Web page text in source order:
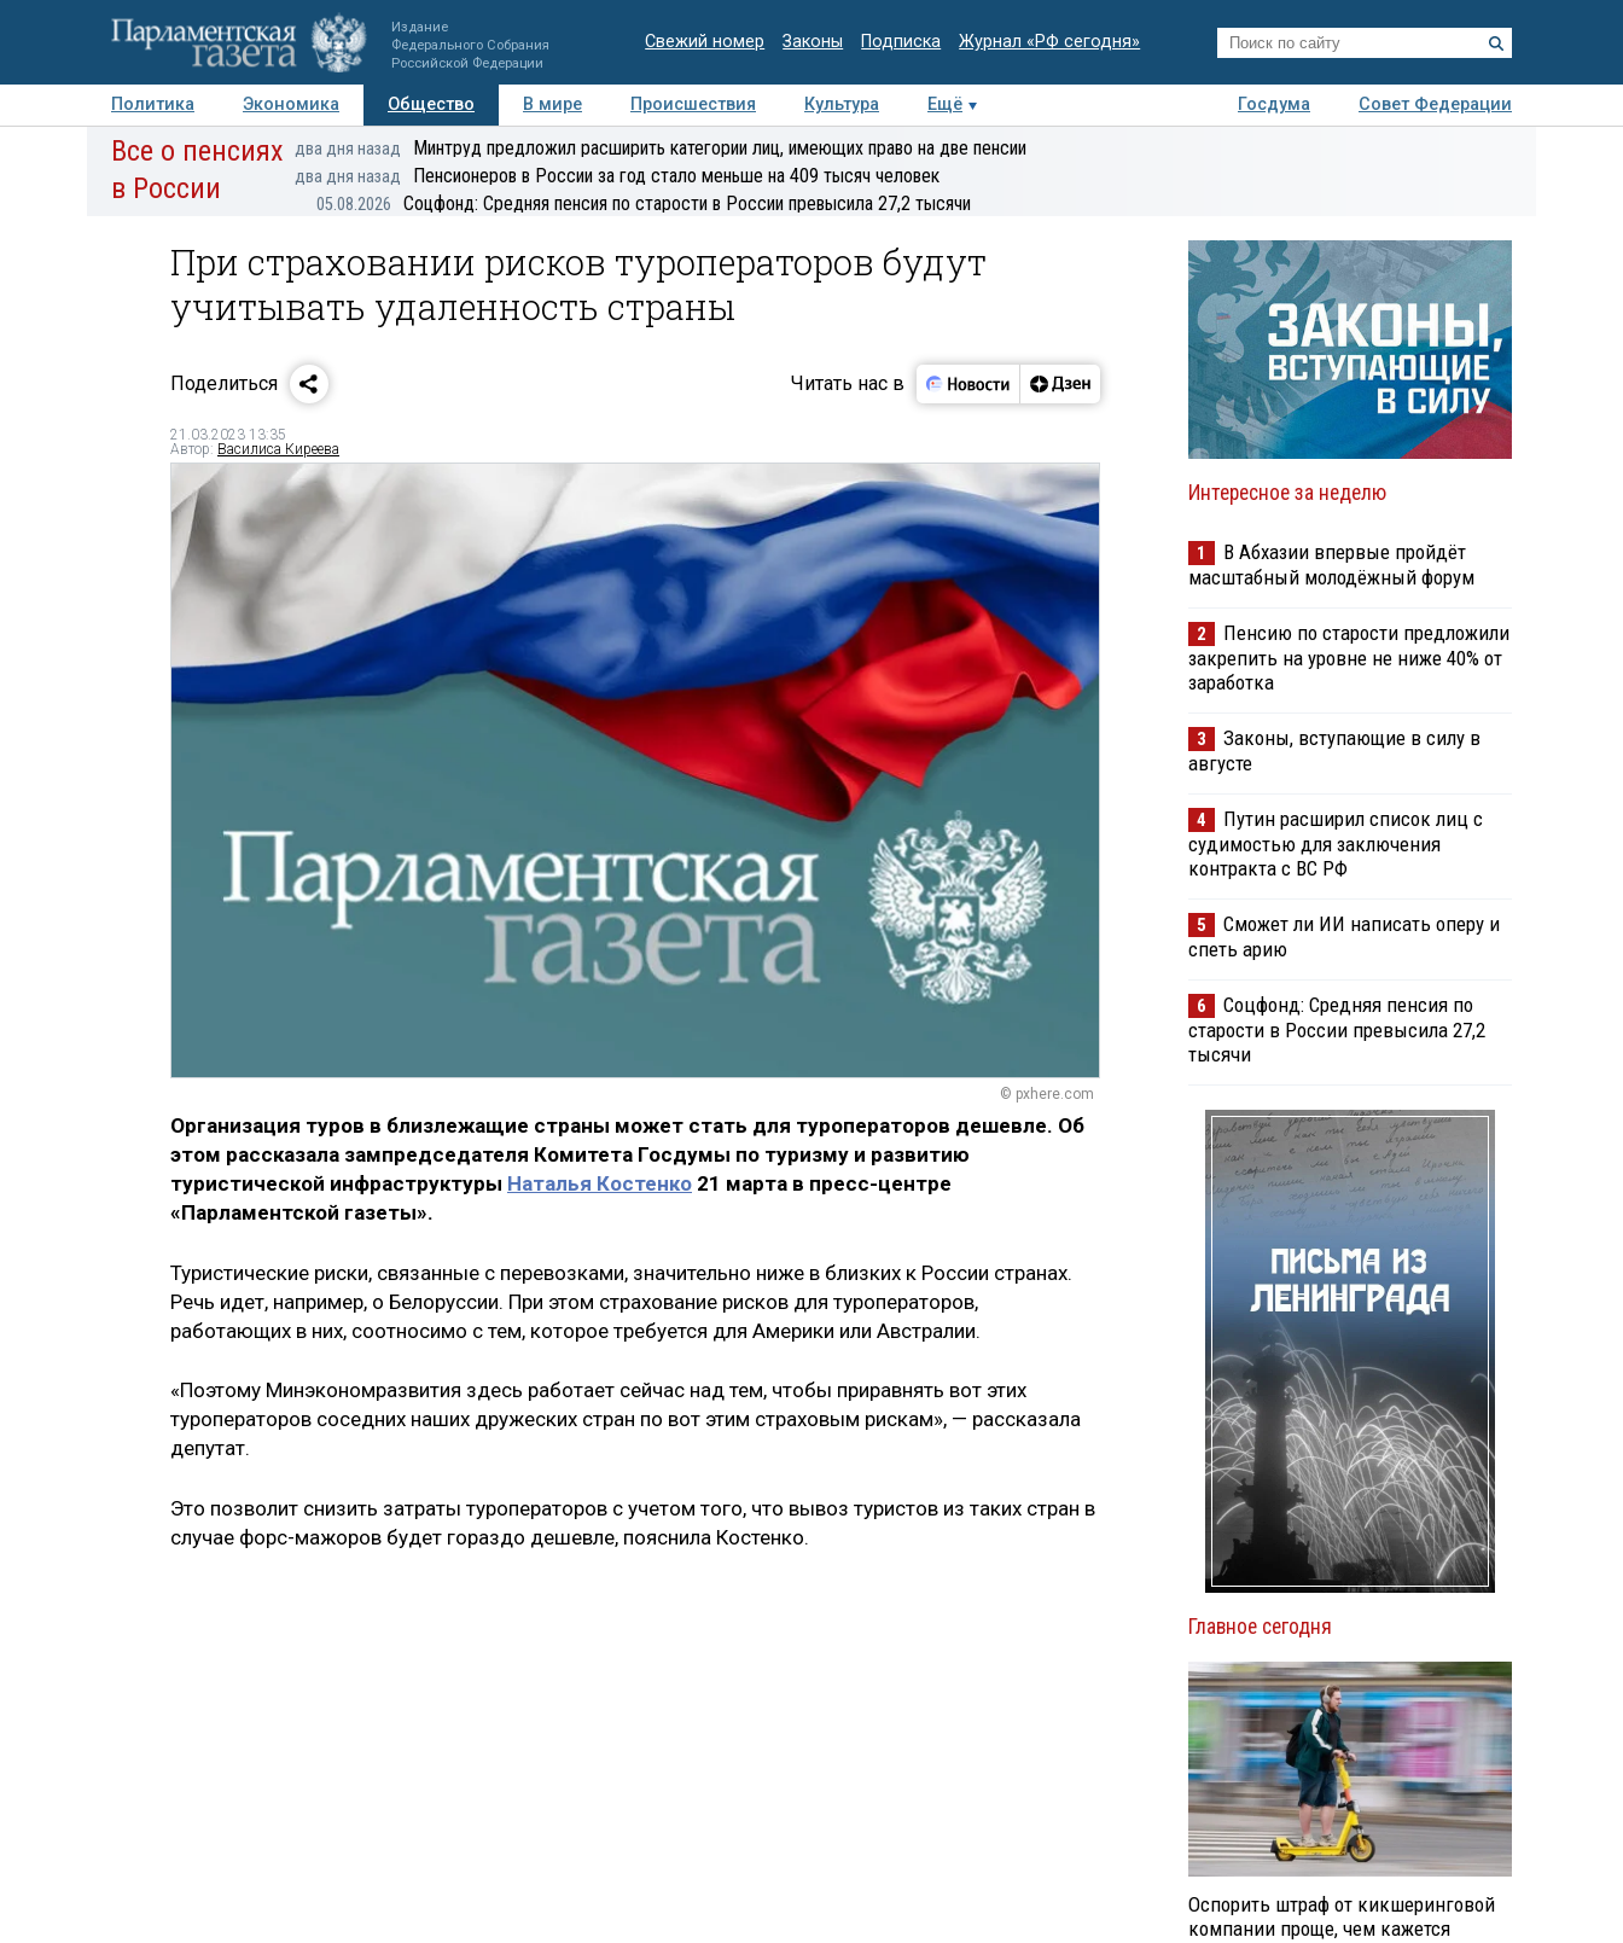
Издание
Федерального Собрания
Российской Федерации
Свежий номер Законы Подписка Журнал «РФ сегодня»
Политика Экономика Общество В мире Происшествия Культура Ещё Госдума
Совет Федерации
Авторы Персоны Мнения Регионы Медиацентр Интервью Колумнисты
Деловая
Все о пенсиях
в России
два дня назад Минтруд предложил расширить категории лиц, имеющих право на две пенсии
два дня назад Пенсионеров в России за год стало меньше на 409 тысяч человек
05.08.2026 Соцфонд: Средняя пенсия по старости в России превысила 27,2 тысячи
При страховании рисков туроператоров будут
учитывать удаленность страны
Поделиться Читать нас в
21.03.2023 13:35
Автор: Василиса Киреева
© pxhere.com
Организация туров в близлежащие страны может стать для туроператоров дешевле. Об
этом рассказала зампредседателя Комитета Госдумы по туризму и развитию
туристической инфраструктуры Наталья Костенко 21 марта в пресс-центре
«Парламентской газеты».
Туристические риски, связанные с перевозками, значительно ниже в близких к России странах.
Речь идет, например, о Белоруссии. При этом страхование рисков для туроператоров,
работающих в них, соотносимо с тем, которое требуется для Америки или Австралии.
«Поэтому Минэкономразвития здесь работает сейчас над тем, чтобы приравнять вот этих
туроператоров соседних наших дружеских стран по вот этим страховым рискам», — рассказала
депутат.
Это позволит снизить затраты туроператоров с учетом того, что вывоз туристов из таких стран в
случае форс-мажоров будет гораздо дешевле, пояснила Костенко.
Интересное за неделю
1
В Абхазии впервые пройдёт
масштабный молодёжный форум
2
Пенсию по старости предложили
закрепить на уровне не ниже 40% от
заработка
3
Законы, вступающие в силу в
августе
4
Путин расширил список лиц с
судимостью для заключения
контракта с ВС РФ
5
Сможет ли ИИ написать оперу и
спеть арию
6
Соцфонд: Средняя пенсия по
старости в России превысила 27,2
тысячи
Главное сегодня
Оспорить штраф от кикшеринговой
компании проще, чем кажется